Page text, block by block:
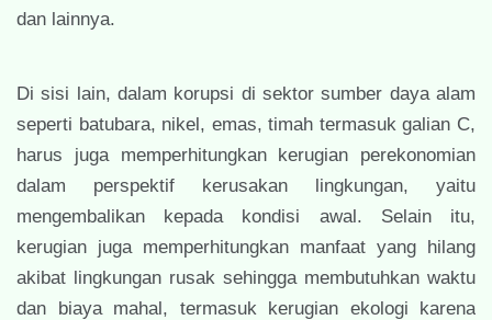
dan lainnya.
Di sisi lain, dalam korupsi di sektor sumber daya alam
seperti batubara, nikel, emas, timah termasuk galian C,
harus juga memperhitungkan kerugian perekonomian
dalam perspektif kerusakan lingkungan, yaitu
mengembalikan kepada kondisi awal. Selain itu,
kerugian juga memperhitungkan manfaat yang hilang
akibat lingkungan rusak sehingga membutuhkan waktu
dan biaya mahal, termasuk kerugian ekologi karena